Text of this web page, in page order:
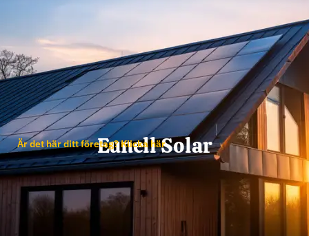
Eunell Solar
Är det här ditt företag? Klicka här